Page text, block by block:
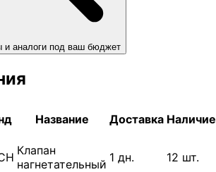
и аналоги под ваш бюджет
Название Доставка Наличие
Клапан
нагнетательный 1 дн. 12 шт.